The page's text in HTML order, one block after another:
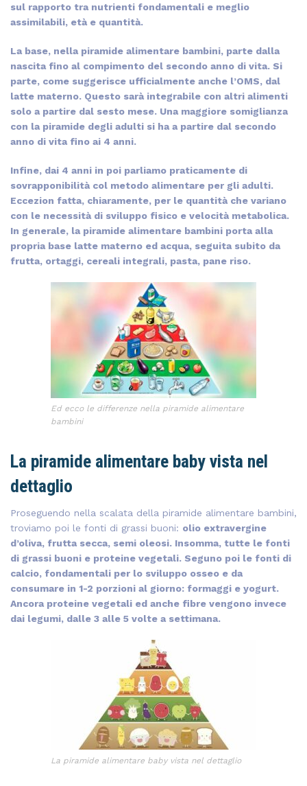
sul rapporto tra nutrienti fondamentali e meglio
assimilabili, età e quantità.
La base, nella piramide alimentare bambini, parte dalla
nascita fino al compimento del secondo anno di vita. Si
parte, come suggerisce ufficialmente anche l’OMS, dal
latte materno. Questo sarà integrabile con altri alimenti
solo a partire dal sesto mese. Una maggiore somiglianza
con la piramide degli adulti si ha a partire dal secondo
anno di vita fino ai 4 anni.
Infine, dai 4 anni in poi parliamo praticamente di
sovrapponibilità col metodo alimentare per gli adulti.
Eccezion fatta, chiaramente, per le quantità che variano
con le necessità di sviluppo fisico e velocità metabolica.
In generale, la piramide alimentare bambini porta alla
propria base latte materno ed acqua, seguita subito da
frutta, ortaggi, cereali integrali, pasta, pane riso.
Ed ecco le differenze nella piramide alimentare
bambini
La piramide alimentare baby vista nel
dettaglio
Proseguendo nella scalata della piramide alimentare bambini,
troviamo poi le fonti di grassi buoni: olio extravergine
d’oliva, frutta secca, semi oleosi. Insomma, tutte le fonti
di grassi buoni e proteine vegetali. Seguno poi le fonti di
calcio, fondamentali per lo sviluppo osseo e da
consumare in 1-2 porzioni al giorno: formaggi e yogurt.
Ancora proteine vegetali ed anche fibre vengono invece
dai legumi, dalle 3 alle 5 volte a settimana.
La piramide alimentare baby vista nel dettaglio